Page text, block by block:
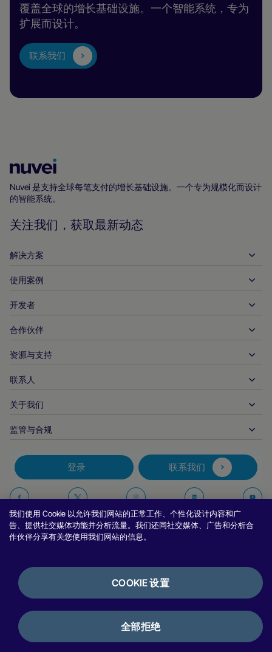
覆盖全球的增长基础设施。一个智能系统，专为
扩展而设计。
联系我们
主
Nuvei 是支持全球每笔支付的增长基础设施。一个专为规模化而设计
的智能系统。
关注我们，获取最新动态
解决方案
入账
支出
全球收单
实时支付
发布
付款方式
APM
欺诈与风险管理
拒付解决方案
币种管理
对账管理
集成选项
银行服务
加密货币与数字资产
支付编排
使用案例
接待服务
汽车
企业对企业
金融服务
政府付款
旅行与交通
独立软件供货商
加密货币平台与兑换
市场
中小企业
数字内容与订阅
视频游戏
开发者
开发者工具
API 参考文件
文件资料中心
合作伙伴
与我们合作
合作伙伴产品和解决方案
技术合作伙伴
合作伙伴 DNA
合作伙伴见解
资源与支持
客户支持
商家资源
行业报告
联系人
商户销售咨询
首席执行官办公室
公司信息
推荐商户计划
报告安全漏洞
关于我们
业务概况
案例研究
博客
新闻室
访谈与网络研讨会
监管与合规
无障碍声明
反现代奴隶制报告（英国）
反现代奴隶制报告（加拿大）
阿根廷信息与政策
巴西信息与政策
举报政策
许可证与认证
登录 联系我们
Facebook
上
们
Twitter
上
们
Instagram
我
们
Linkedin
们
Cookie 政策
使用条款
评论与推荐
我们使用 Cookie 以允许我们网站的正常工作、个性化设计内容和广
告、提供社交媒体功能并分析流量。我们还同社交媒体、广告和分析合
作伙伴分享有关您使用我们网站的信息。
COOKIE 设置
全部拒绝